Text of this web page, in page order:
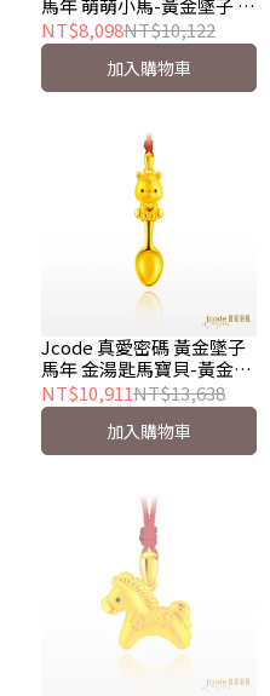
馬年 萌萌小馬-黃金墜子 金
重約 0.32 錢
NT$8,098NT$10,122
加入購物車
Jcode 真愛密碼 黃金墜子
馬年 金湯匙馬寶貝-黃金墜
子 金重約 0.48 錢
NT$10,911NT$13,638
加入購物車